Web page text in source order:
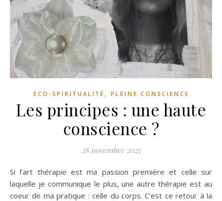
ECO-SPIRITUALITÉ , PLEINE CONSCIENCE
Les principes : une haute
conscience ?
28 novembre 2025
Si l’art thérapie est ma passion première et celle sur
laquelle je communique le plus, une autre thérapie est au
coeur de ma pratique : celle du corps. C’est ce retour à la